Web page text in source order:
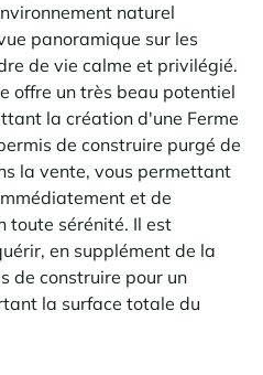
naturel
panoramique sur les
de vie calme et privilégié.
offre un très beau potentiel
la création d'une Ferme
de construire purgé de
la vente, vous permettant
et de
toute sérénité. Il est
en supplément de la
de construire pour un
la surface totale du